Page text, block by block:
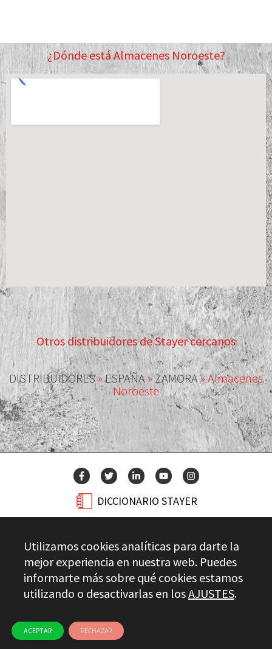
¿Dónde está Almacenes Noroeste?
Otros distribuidores de Stayer cercanos
DISTRIBUIDORES»ESPAÑA»ZAMORA»Almacenes
Noroeste
DICCIONARIO STAYER
CONTACTO
Stayer.es © 2026
PRIVACIDAD
CANAL ÉTICO
Utilizamos cookies analíticas para darte la
mejor experiencia en nuestra web. Puedes
informarte más sobre qué cookies estamos
utilizando o desactivarlas en losAJUSTES.
ACEPTAR RECHAZAR